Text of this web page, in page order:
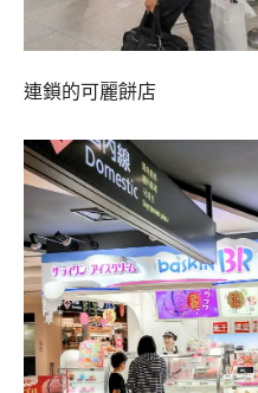
連鎖的可麗餅店